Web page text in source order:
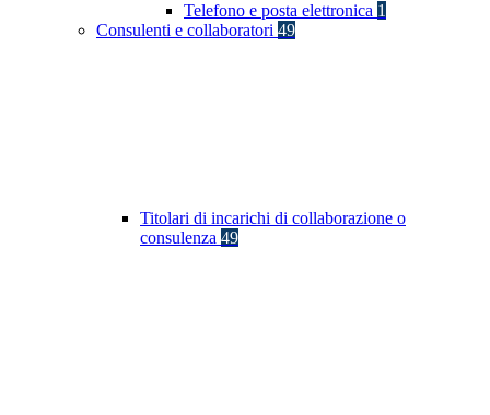
Telefono e posta elettronica 1
Consulenti e collaboratori 49
Titolari di incarichi di collaborazione o
consulenza 49